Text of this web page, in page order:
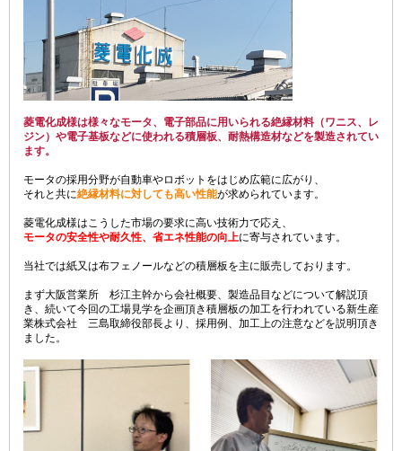
菱電化成様は様々なモータ、電子部品に用いられる絶縁材料（ワニス、レ
ジン）や電子基板などに使われる積層板、耐熱構造材などを製造されてい
ます。
モータの採用分野が自動車やロボットをはじめ広範に広がり、
それと共に絶縁材料に対しても高い性能が求められています。
菱電化成様はこうした市場の要求に高い技術力で応え、
モータの安全性や耐久性、省エネ性能の向上に寄与されています。
当社では紙又は布フェノールなどの積層板を主に販売しております。
まず大阪営業所 杉江主幹から会社概要、製造品目などについて解説頂
き、続いて今回の工場見学を企画頂き積層板の加工を行われている新生産
業株式会社 三島取締役部長より、採用例、加工上の注意などを説明頂き
ました。